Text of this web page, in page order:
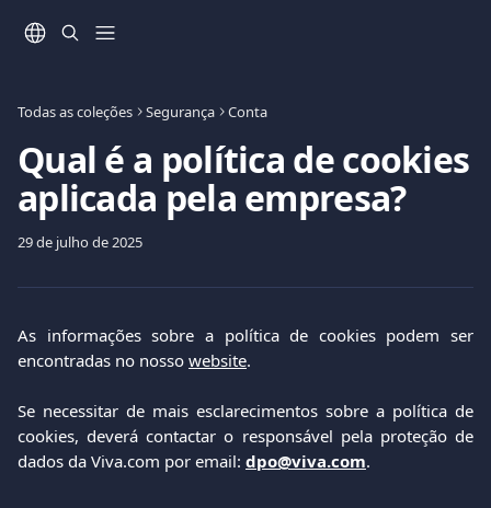
Todas as coleções Segurança Conta
Qual é a política de cookies
aplicada pela empresa?
29 de julho de 2025
As informações sobre a política de cookies podem ser
encontradas no nosso website.
Se necessitar de mais esclarecimentos sobre a política de
cookies, deverá contactar o responsável pela proteção de
dados da Viva.com por email: dpo@viva.com.